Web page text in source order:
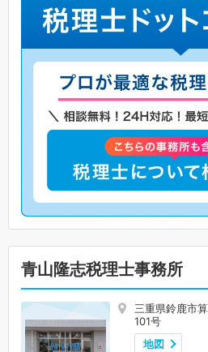
青山隆志税理士事務所
三重県鈴鹿市
101号
地図